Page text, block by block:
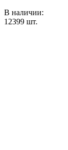
В наличии:
12399 шт.